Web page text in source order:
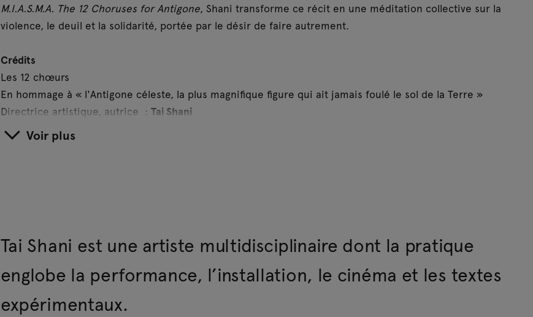
M.I.A.S.M.A. The 12 Choruses for Antigone, Shani transforme ce récit en une méditation collective sur la
violence, le deuil et la solidarité, portée par le désir de faire autrement.
Crédits
Les 12 chœurs
En hommage à « l'Antigone céleste, la plus magnifique figure qui ait jamais foulé le sol de la Terre »
Directrice artistique, autrice : Tai Shani
Compositrice, arrangements, productrice :
Production supplémentaire :
Clarinette basse :Alex McKenzie
Gamelan, Synthétiseurs :Aga Ujma
Enregistré aux Super Symmetry Studios, 2026
Voir plus
Tai Shani est une artiste multidisciplinaire dont la pratique
englobe la performance, l’installation, le cinéma et les textes
expérimentaux.